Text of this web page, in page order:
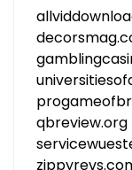
qbreview.org